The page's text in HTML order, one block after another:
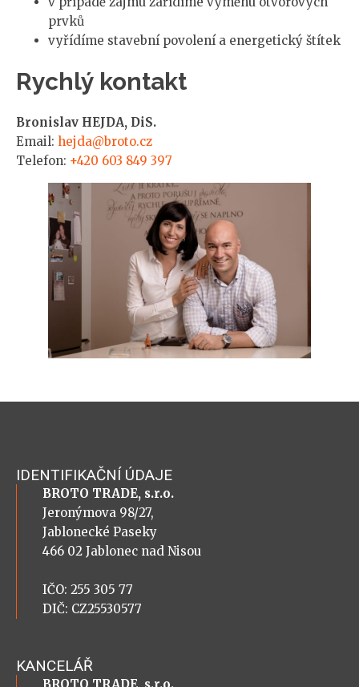
prvků
vyřídíme stavební povolení a energetický štítek
Rychlý kontakt
Bronislav HEJDA, DiS.
Email: hejda@broto.cz
Telefon: +420 603 849 397
IDENTIFIKAČNÍ ÚDAJE
BROTO TRADE, s.r.o.
Jeronýmova 98/27,
Jablonecké Paseky
466 02 Jablonec nad Nisou
IČO: 255 305 77
DIČ: CZ25530577
KANCELÁŘ